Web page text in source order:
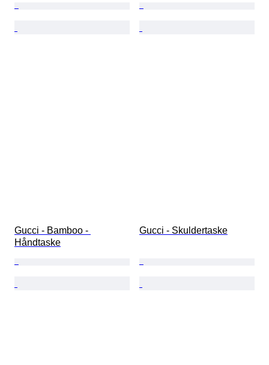
Gucci - Bamboo -
Håndtaske
Gucci - Skuldertaske